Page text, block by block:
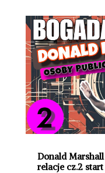
Donald
relacje cz.2